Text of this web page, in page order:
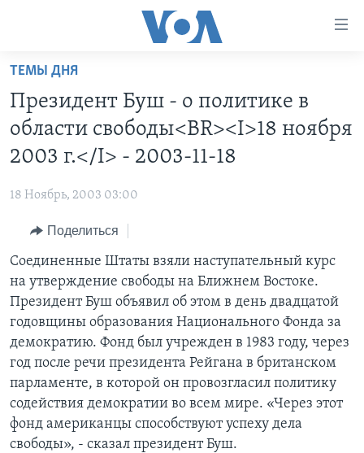
Перейти
основной
контент
Перейти
основной
навигации
Перейти
поиск
ПРОГРАММЫ
ИТОГИ
ПОЧЕМУ ЭТО ВАЖНО?
ДИСКУССИЯ VOA
ДЕТАЛИ
НЬЮ-ЙОРК NEW YORK
АМЕРИКА. БОЛЬШОЕ ПУТЕШЕСТВИЕ
ПРОЕКТЫ
НАША АМЕРИКАНСКАЯ ИСТОРИЯ
А КАК В АМЕРИКЕ?
АРТЕФАКТЫ
АМЕРИКАНСКИЕ ГОРОДКИ
ТЕСТЫ
ИНТЕРВЬЮ
ФАКТЫ ПРОТИВ ФЕЙКОВ
ЗА СВОБОДУ ПРЕССЫ
УЧИМ АНГЛИЙСКИЙ
ВИДЕО
ПОДПИСКА НА НОВОСТИ
Learning English
СОЦИАЛЬНЫЕ СЕТИ
ТЕМЫ ДНЯ
Президент Буш - о политике в
области свободы<BR><I>18 ноября
2003 г.</I> - 2003-11-18
18 Ноябрь, 2003 03:00
Поделиться
Соединенные Штаты взяли наступательный курс
на утверждение свободы на Ближнем Востоке.
Президент Буш объявил об этом в день двадцатой
годовщины образования Национального Фонда за
демократию. Фонд был учрежден в 1983 году, через
год после речи президента Рейгана в британском
парламенте, в которой он провозгласил политику
содействия демократии во всем мире. «Через этот
фонд американцы способствуют успеху дела
свободы», - сказал президент Буш.